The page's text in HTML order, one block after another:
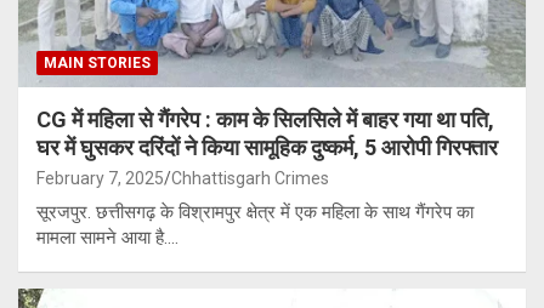
MAIN STORIES
CG में महिला से गैंगरेप : काम के सिलसिले में बाहर गया था पति,
घर में घुसकर दरिंदों ने किया सामूहिक दुष्कर्म, 5 आरोपी गिरफ्तार
February 7, 2025 Chhattisgarh Crimes
सूरजपुर. छत्तीसगढ़ के विश्रामपुर क्षेत्र में एक महिला के साथ गैंगरेप का
मामला सामने आया है.…